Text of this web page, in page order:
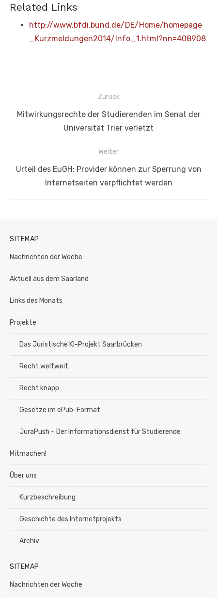
Related Links
http://www.bfdi.bund.de/DE/Home/homepage
_Kurzmeldungen2014/Info_1.html?nn=408908
Beitragsnavigation
Zurück
Vorheriger
Mitwirkungsrechte der Studierenden im Senat der
Universität Trier verletzt
Weiter
Nächster
Urteil des EuGH: Provider können zur Sperrung von
Internetseiten verpflichtet werden
SITEMAP
Nachrichten der Woche
Aktuell aus dem Saarland
Links des Monats
Projekte
Das Juristische KI-Projekt Saarbrücken
Recht weltweit
Recht knapp
Gesetze im ePub-Format
JuraPush – Der Informationsdienst für Studierende
Mitmachen!
Über uns
Kurzbeschreibung
Geschichte des Internetprojekts
Archiv
SITEMAP
Nachrichten der Woche